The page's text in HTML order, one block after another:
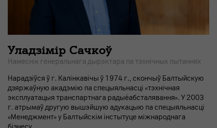
Уладзімір Сачкоў
Намеснік генеральнага дырэктара па тэхнічных пытаннях
Нарадзіўся ў г. Калінкавічы ў 1974 г., скончыў Балтыйскую
дзяржаўную акадэмію па спецыяльнасці «тэхнічная
эксплуатацыя транспартнага радыёабсталявання». У 2003
г. атрымаў другую вышэйшую адукацыю па спецыяльнасці
«Менеджмент» у Балтыйскім інстытуце міжнароднага